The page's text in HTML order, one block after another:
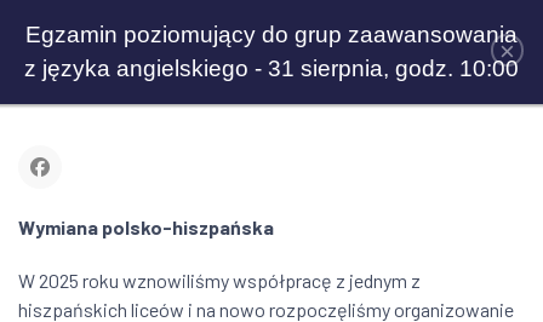
Wymiana polsko-hiszpańska
W 2025 roku wznowiliśmy współpracę z jednym z
hiszpańskich liceów i na nowo rozpoczęliśmy organizowanie
×
Egzamin poziomujący do grup zaawansowania
z języka angielskiego - 31 sierpnia, godz. 10:00